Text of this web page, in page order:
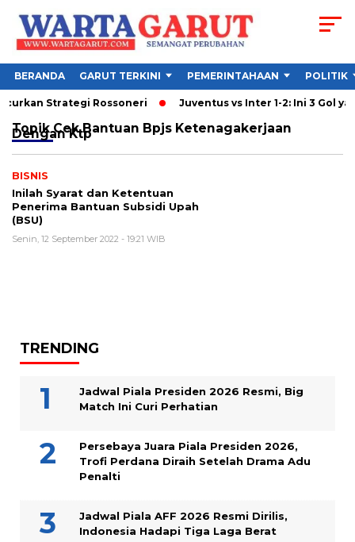
BERANDA GARUT TERKINI PEMERINTAHAAN POLITIK
Strategi Rossoneri Juventus vs Inter 1-2: Ini 3 Gol
TopikCek Bantuan Bpjs Ketenagakerjaan
Dengan Ktp
BISNIS
Inilah Syarat dan Ketentuan
Penerima Bantuan Subsidi Upah
(BSU)
Senin, 12 September 2022 - 19:21 WIB
TRENDING
Jadwal Piala Presiden 2026 Resmi, Big
Match Ini Curi Perhatian
Persebaya Juara Piala Presiden 2026,
Trofi Perdana Diraih Setelah Drama Adu
Penalti
Jadwal Piala AFF 2026 Resmi Dirilis,
Indonesia Hadapi Tiga Laga Berat